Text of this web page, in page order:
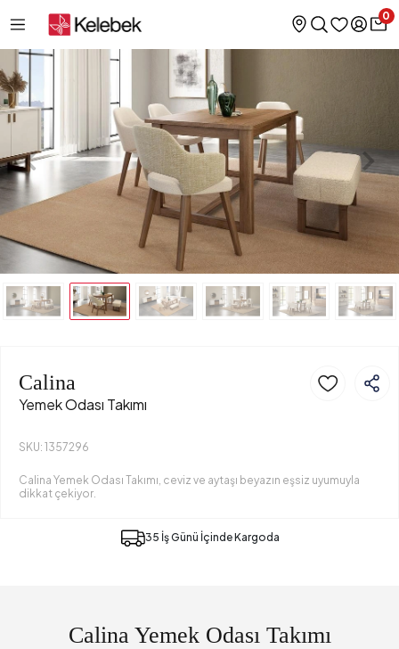
0
Calina
Yemek Odası Takımı
SKU: 1357296
Calina Yemek Odası Takımı, ceviz ve aytaşı beyazın eşsiz uyumuyla
dikkat çekiyor.
35 İş Günü İçinde Kargoda
Calina Yemek Odası Takımı